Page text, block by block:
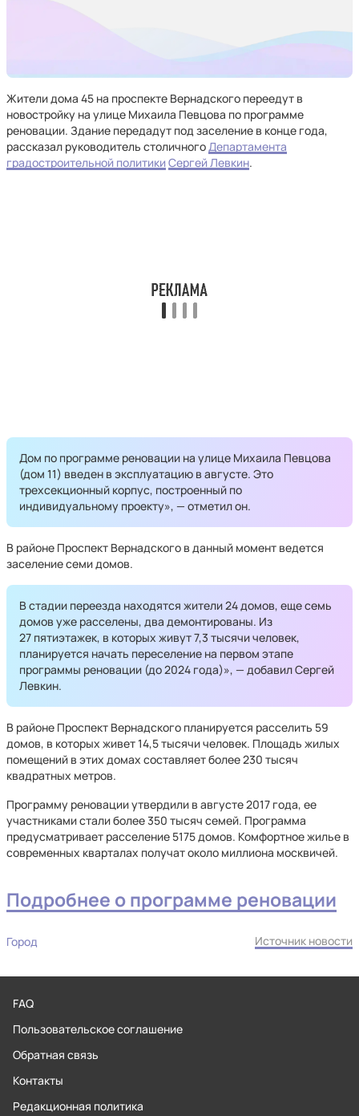
Жители дома 45 на проспекте Вернадского переедут в
новостройку на улице Михаила Певцова по программе
реновации. Здание передадут под заселение в конце года,
рассказал руководитель столичногоДепартамента
градостроительной политики Сергей Левкин.
Дом по программе реновации на улице Михаила Певцова
(дом 11) введен в эксплуатацию в августе. Это
трехсекционный корпус, построенный по
индивидуальному проекту», — отметил он.
В районе Проспект Вернадского в данный момент ведется
заселение семи домов.
В стадии переезда находятся жители 24 домов, еще семь
домов уже расселены, два демонтированы. Из
27 пятиэтажек, в которых живут 7,3 тысячи человек,
планируется начать переселение на первом этапе
программы реновации (до 2024 года)», — добавил Сергей
Левкин.
В районе Проспект Вернадского планируется расселить 59
домов, в которых живет 14,5 тысячи человек. Площадь жилых
помещений в этих домах составляет более 230 тысяч
квадратных метров.
Программу реновации утвердили в августе 2017 года, ее
участниками стали более 350 тысяч семей. Программа
предусматривает расселение 5175 домов. Комфортное жилье в
современных кварталах получат около миллиона москвичей.
Подробнее о программе реновации
Город Источник новости
FAQ
Пользовательское соглашение
Обратная связь
Контакты
Редакционная политика